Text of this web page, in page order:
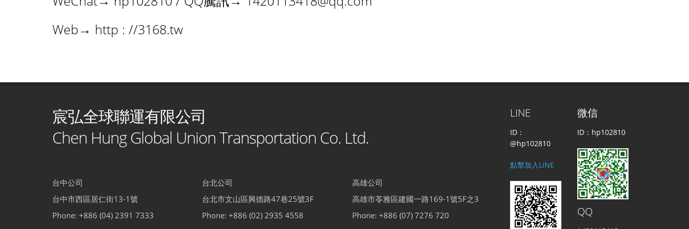
Web→ http : //3168.tw
宸弘全球聯運有限公司
Chen Hung Global Union Transportation Co. Ltd.
台中公司
台中市西區居仁街13-1號
Phone: +886 (04) 2391 7333
台北公司
台北市文山區興德路47巷25號3F
Phone: +886 (02) 2935 4558
高雄公司
高雄市苓雅區建國一路169-1號5F之3
Phone: +886 (07) 7276 720
LINE
ID：
@hp102810
點擊加入LINE
微信
ID：hp102810
QQ